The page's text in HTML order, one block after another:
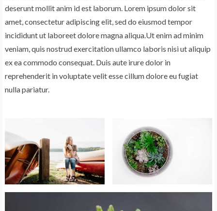
deserunt mollit anim id est laborum. Lorem ipsum dolor sit
amet, consectetur adipiscing elit, sed do eiusmod tempor
incididunt ut laboreet dolore magna aliqua.Ut enim ad minim
veniam, quis nostrud exercitation ullamco laboris nisi ut aliquip
ex ea commodo consequat. Duis aute irure dolor in
reprehenderit in voluptate velit esse cillum dolore eu fugiat
nulla pariatur.